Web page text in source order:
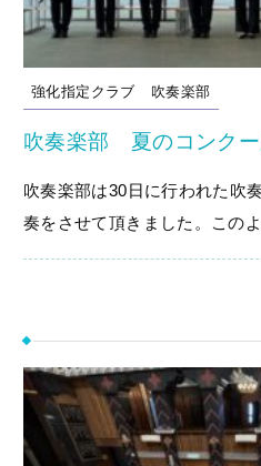
強化指定クラブ 吹奏楽部
吹奏楽部 夏のコンクー
吹奏楽部は30日に行われた吹
奏をさせて頂きました。この